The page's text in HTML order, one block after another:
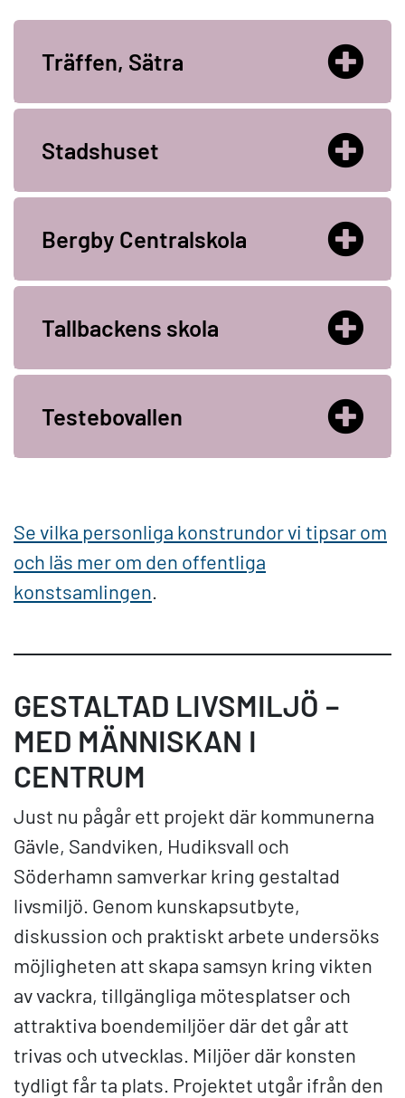
Träffen, Sätra
Stadshuset
Bergby Centralskola
Tallbackens skola
Testebovallen
Se vilka personliga konstrundor vi tipsar om
och läs mer om den offentliga
konstsamlingen
GESTALTAD LIVSMILJÖ –
MED MÄNNISKAN I
CENTRUM
Just nu pågår ett projekt där kommunerna
Gävle, Sandviken, Hudiksvall och
Söderhamn samverkar kring gestaltad
livsmiljö. Genom kunskapsutbyte,
diskussion och praktiskt arbete undersöks
möjligheten att skapa samsyn kring vikten
av vackra, tillgängliga mötesplatser och
attraktiva boendemiljöer där det går att
trivas och utvecklas. Miljöer där konsten
tydligt får ta plats. Projektet utgår ifrån den